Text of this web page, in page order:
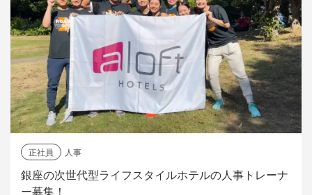
正社員
人事
銀座の次世代型ライフスタイルホテルの人事トレーナ
ー募集！